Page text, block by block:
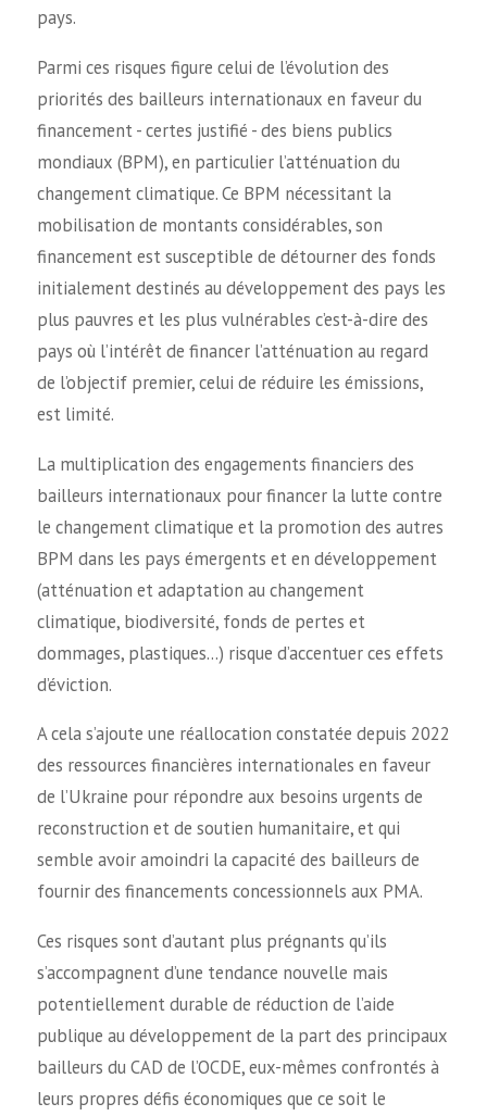
pays.
Parmi ces risques figure celui de l’évolution des
priorités des bailleurs internationaux en faveur du
financement - certes justifié - des biens publics
mondiaux (BPM), en particulier l’atténuation du
changement climatique. Ce BPM nécessitant la
mobilisation de montants considérables, son
financement est susceptible de détourner des fonds
initialement destinés au développement des pays les
plus pauvres et les plus vulnérables c’est-à-dire des
pays où l’intérêt de financer l’atténuation au regard
de l’objectif premier, celui de réduire les émissions,
est limité.
La multiplication des engagements financiers des
bailleurs internationaux pour financer la lutte contre
le changement climatique et la promotion des autres
BPM dans les pays émergents et en développement
(atténuation et adaptation au changement
climatique, biodiversité, fonds de pertes et
dommages, plastiques…) risque d’accentuer ces effets
d’éviction.
A cela s’ajoute une réallocation constatée depuis 2022
des ressources financières internationales en faveur
de l’Ukraine pour répondre aux besoins urgents de
reconstruction et de soutien humanitaire, et qui
semble avoir amoindri la capacité des bailleurs de
fournir des financements concessionnels aux PMA.
Ces risques sont d’autant plus prégnants qu’ils
s’accompagnent d’une tendance nouvelle mais
potentiellement durable de réduction de l’aide
publique au développement de la part des principaux
bailleurs du CAD de l’OCDE, eux-mêmes confrontés à
leurs propres défis économiques que ce soit le